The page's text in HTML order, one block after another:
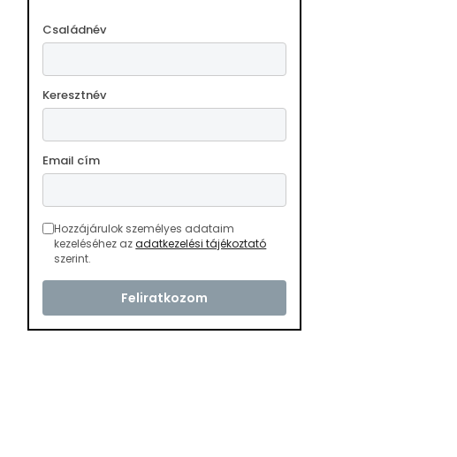
Családnév
Keresztnév
Email cím
Hozzájárulok személyes adataim
kezeléséhez azadatkezelési tájékoztató
szerint.